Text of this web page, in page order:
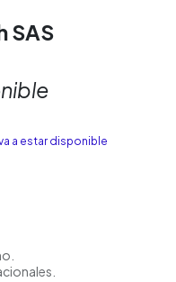
SAS
a estar disponible